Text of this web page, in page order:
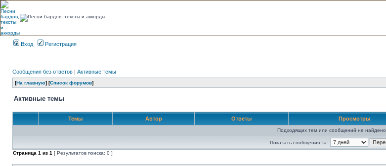
Вход Регистрация
Сообщения без ответов | Активные темы
[На главную] [Список форумов]
Активные темы
Темы Автор Ответы Просмотры
Подходящих тем или сообщений не найдено.
Показать сообщения за:
Страница 1 из 1 [ Результатов поиска: 0 ]